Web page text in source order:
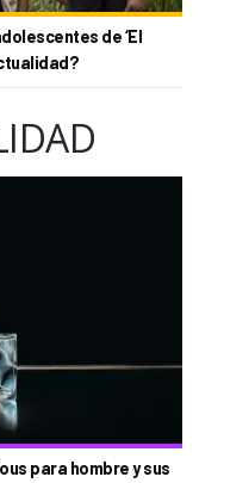
de ‘El
para hombre y sus